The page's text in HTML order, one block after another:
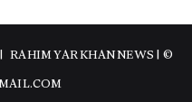
© Copyright 2026, All Rights Reserved |
RAHIM YAR KHAN NEWS|